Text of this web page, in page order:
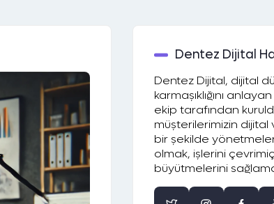
Dentez Dijital
Dentez Dijital, dijital
karmaşıklığını
ekip tarafından
müşterilerimizin dijital
bir şekilde
olmak, işlerini
büyütmelerini